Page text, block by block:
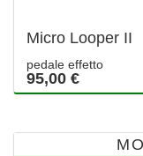
Micro Looper II
pedale effetto
95,00 €